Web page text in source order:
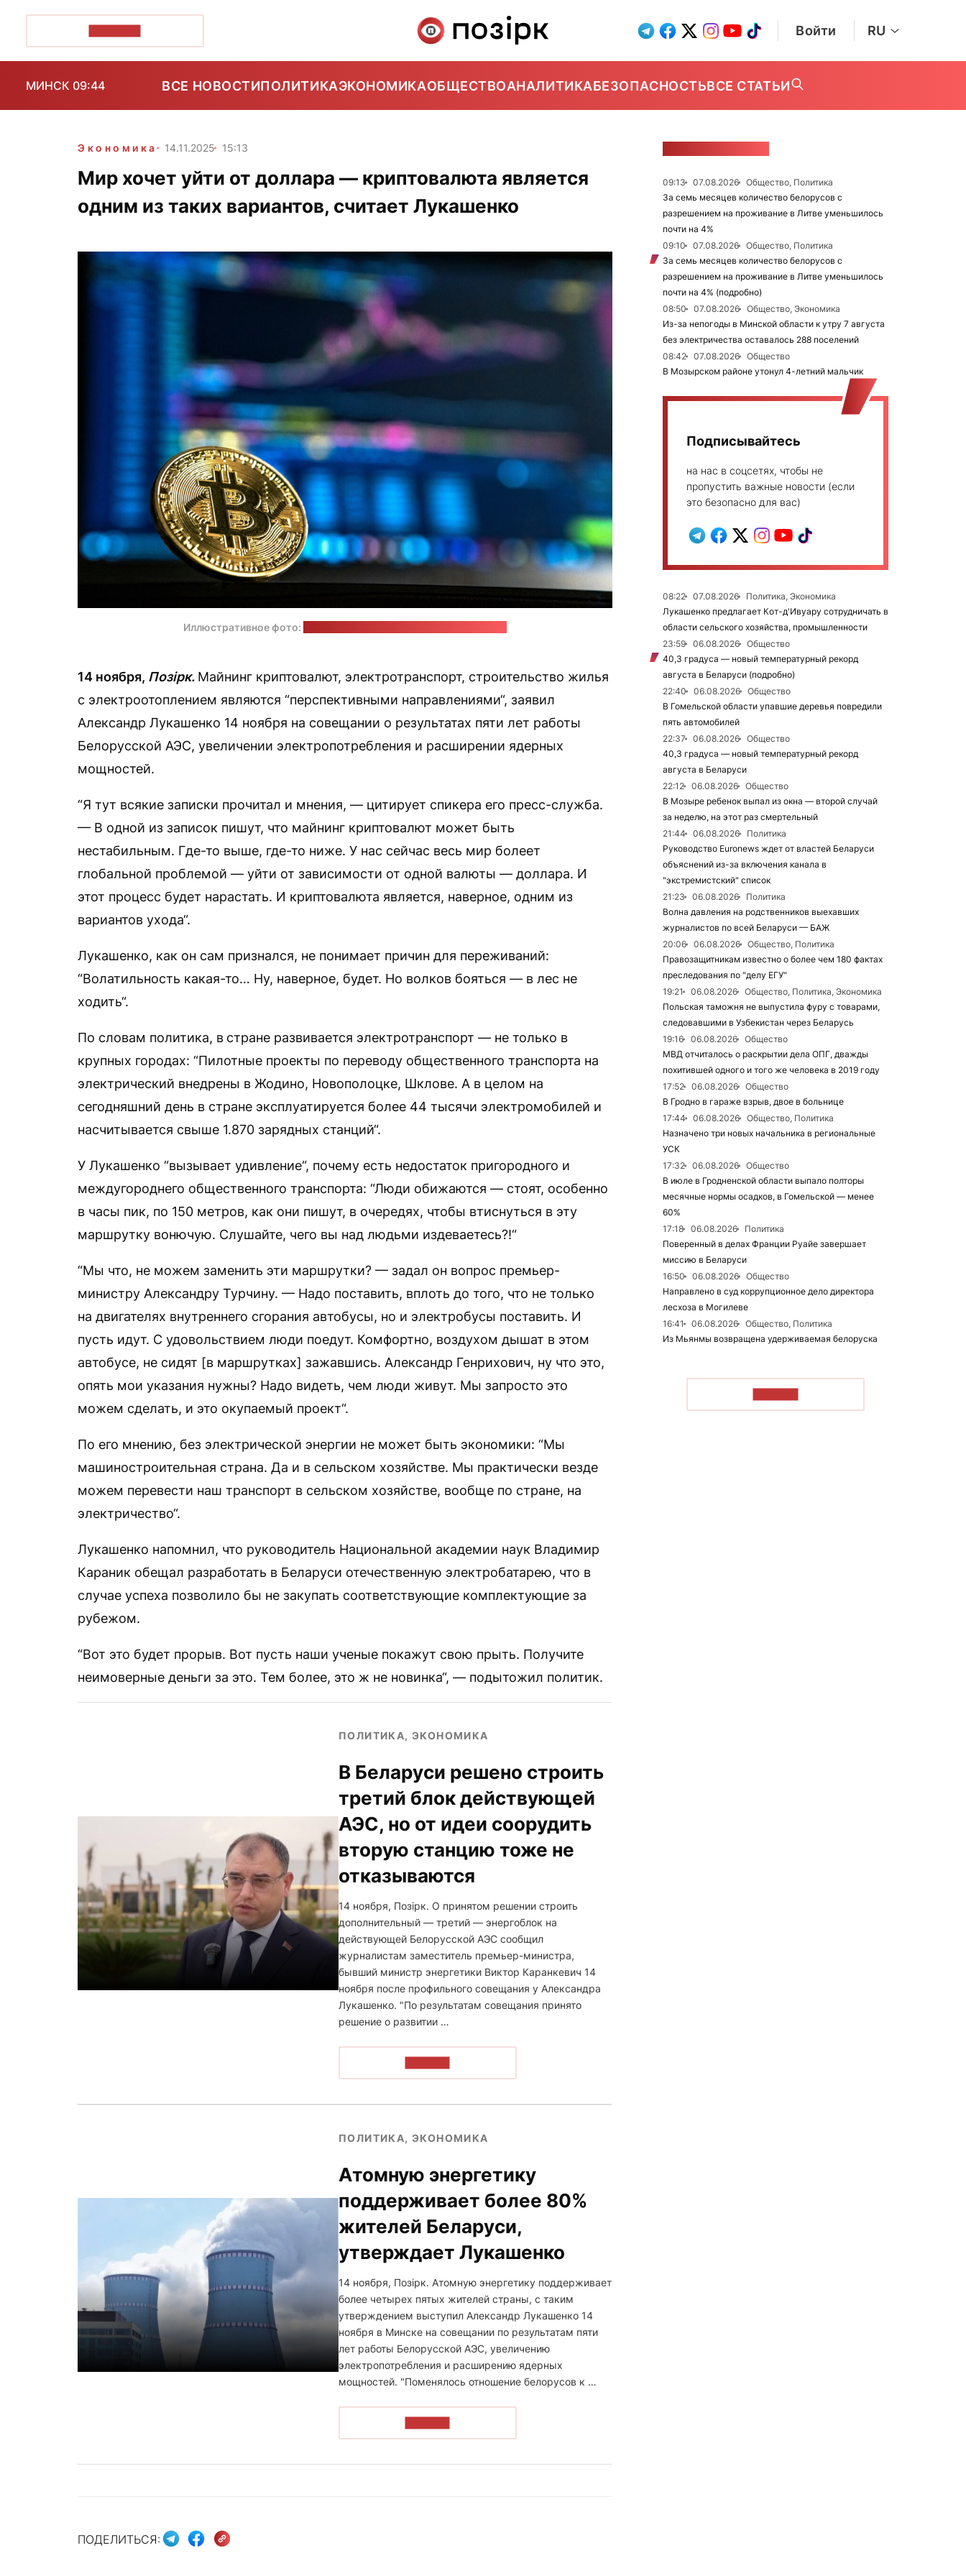
Войти RU
МИНСК 09:44 ВСЕ НОВОСТИПОЛИТИКАЭКОНОМИКАОБЩЕСТВОАНАЛИТИКАБЕЗОПАСНОСТЬВСЕ СТАТЬИ
Экономика 14.11.2025 15:13
Мир хочет уйти от доллара — криптовалюта является
одним из таких вариантов, считает Лукашенко
Иллюстративное фото:
14 ноября, Позірк. Майнинг криптовалют, электротранспорт, строительство жилья
с электроотоплением являются “перспективными направлениями“, заявил
Александр Лукашенко 14 ноября на совещании о результатах пяти лет работы
Белорусской АЭС, увеличении электропотребления и расширении ядерных
мощностей.
“Я тут всякие записки прочитал и мнения, — цитирует спикера его пресс-служба.
— В одной из записок пишут, что майнинг криптовалют может быть
нестабильным. Где-то выше, где-то ниже. У нас сейчас весь мир болеет
глобальной проблемой — уйти от зависимости от одной валюты — доллара. И
этот процесс будет нарастать. И криптовалюта является, наверное, одним из
вариантов ухода“.
Лукашенко, как он сам признался, не понимает причин для переживаний:
“Волатильность какая-то… Ну, наверное, будет. Но волков бояться — в лес не
ходить“.
По словам политика, в стране развивается электротранспорт — не только в
крупных городах: “Пилотные проекты по переводу общественного транспорта на
электрический внедрены в Жодино, Новополоцке, Шклове. А в целом на
сегодняшний день в стране эксплуатируется более 44 тысячи электромобилей и
насчитывается свыше 1.870 зарядных станций“.
У Лукашенко “вызывает удивление“, почему есть недостаток пригородного и
междугороднего общественного транспорта: “Люди обижаются — стоят, особенно
в часы пик, по 150 метров, как они пишут, в очередях, чтобы втиснуться в эту
маршрутку вонючую. Слушайте, чего вы над людьми издеваетесь?!“
“Мы что, не можем заменить эти маршрутки? — задал он вопрос премьер-
министру Александру Турчину. — Надо поставить, вплоть до того, что не только
на двигателях внутреннего сгорания автобусы, но и электробусы поставить. И
пусть идут. С удовольствием люди поедут. Комфортно, воздухом дышат в этом
автобусе, не сидят [в маршрутках] зажавшись. Александр Генрихович, ну что это,
опять мои указания нужны? Надо видеть, чем люди живут. Мы запросто это
можем сделать, и это окупаемый проект“.
По его мнению, без электрической энергии не может быть экономики: “Мы
машиностроительная страна. Да и в сельском хозяйстве. Мы практически везде
можем перевести наш транспорт в сельском хозяйстве, вообще по стране, на
электричество“.
Лукашенко напомнил, что руководитель Национальной академии наук Владимир
Караник обещал разработать в Беларуси отечественную электробатарею, что в
случае успеха позволило бы не закупать соответствующие комплектующие за
рубежом.
“Вот это будет прорыв. Вот пусть наши ученые покажут свою прыть. Получите
неимоверные деньги за это. Тем более, это ж не новинка“, — подытожил политик.
ПОЛИТИКА, ЭКОНОМИКА
В Беларуси решено строить
третий блок действующей
АЭС, но от идеи соорудить
вторую станцию тоже не
отказываются
14 ноября, Позірк. О принятом решении строить
дополнительный — третий — энергоблок на
действующей Белорусской АЭС сообщил
журналистам заместитель премьер-министра,
бывший министр энергетики Виктор Каранкевич 14
ноября после профильного совещания у Александра
Лукашенко. "По результатам совещания принято
решение о развитии …
ПОЛИТИКА, ЭКОНОМИКА
Атомную энергетику
поддерживает более 80%
жителей Беларуси,
утверждает Лукашенко
14 ноября, Позірк. Атомную энергетику поддерживает
более четырех пятых жителей страны, с таким
утверждением выступил Александр Лукашенко 14
ноября в Минске на совещании по результатам пяти
лет работы Белорусской АЭС, увеличению
электропотребления и расширению ядерных
мощностей. "Поменялось отношение белорусов к …
ПОДЕЛИТЬСЯ:
09:13 07.08.2026
Общество, Политика
За семь месяцев количество белорусов с
разрешением на проживание в Литве уменьшилось
почти на 4%
09:10
07.08.2026
Общество, Политика
За семь месяцев количество белорусов с
разрешением на проживание в Литве уменьшилось
почти на 4% (подробно)
08:50
07.08.2026
Общество, Экономика
Из-за непогоды в Минской области к утру 7 августа
без электричества оставалось 288 поселений
08:42
07.08.2026
Общество
В Мозырском районе утонул 4-летний мальчик
Подписывайтесь
на нас в соцсетях, чтобы не
пропустить важные новости (если
это безопасно для вас)
08:22 07.08.2026
Политика, Экономика
Лукашенко предлагает Кот-д'Ивуару сотрудничать в
области сельского хозяйства, промышленности
23:59
06.08.2026
Общество
40,3 градуса — новый температурный рекорд
августа в Беларуси (подробно)
22:40
06.08.2026
Общество
В Гомельской области упавшие деревья повредили
пять автомобилей
22:37
06.08.2026
Общество
40,3 градуса — новый температурный рекорд
августа в Беларуси
22:12
06.08.2026
Общество
В Мозыре ребенок выпал из окна — второй случай
за неделю, на этот раз смертельный
21:44
06.08.2026
Политика
Руководство Euronews ждет от властей Беларуси
объяснений из-за включения канала в
"экстремистский" список
21:23
06.08.2026
Политика
Волна давления на родственников выехавших
журналистов по всей Беларуси — БАЖ
20:06
06.08.2026
Общество, Политика
Правозащитникам известно о более чем 180 фактах
преследования по "делу ЕГУ"
19:21
06.08.2026
Общество, Политика, Экономика
Польская таможня не выпустила фуру с товарами,
следовавшими в Узбекистан через Беларусь
19:16
06.08.2026
Общество
МВД отчиталось о раскрытии дела ОПГ, дважды
похитившей одного и того же человека в 2019 году
17:52
06.08.2026
Общество
В Гродно в гараже взрыв, двое в больнице
17:44
06.08.2026
Общество, Политика
Назначено три новых начальника в региональные
УСК
17:32
06.08.2026
Общество
В июле в Гродненской области выпало полторы
месячные нормы осадков, в Гомельской — менее
60%
17:18
06.08.2026
Политика
Поверенный в делах Франции Руайе завершает
миссию в Беларуси
16:50
06.08.2026
Общество
Направлено в суд коррупционное дело директора
лесхоза в Могилеве
16:41
06.08.2026
Общество, Политика
Из Мьянмы возвращена удерживаемая белоруска